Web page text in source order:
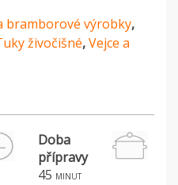
bramborové výrobky,
živočišné,Vejce a
Doba
přípravy
45 minut